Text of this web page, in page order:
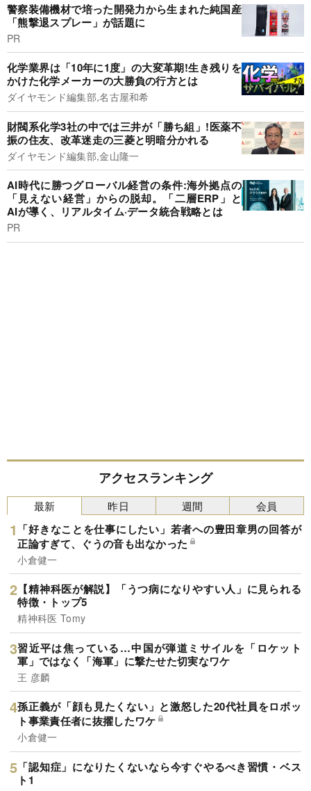
警察装備機材で培った開発力から生まれた純国産
「熊撃退スプレー」が話題に
PR
化学業界は「10年に1度」の大変革期!生き残りを
かけた化学メーカーの大勝負の行方とは
ダイヤモンド編集部,名古屋和希
財閥系化学3社の中では三井が「勝ち組」!医薬不
振の住友、改革迷走の三菱と明暗分かれる
ダイヤモンド編集部,金山隆一
AI時代に勝つグローバル経営の条件:海外拠点の
「見えない経営」からの脱却。「二層ERP」と
AIが導く、リアルタイム·データ統合戦略とは
PR
アクセスランキング
最新
「好きなことを仕事にしたい」若者への豊田章男の回答が
正論すぎて、ぐうの音も出なかった
小倉健一
【精神科医が解説】「うつ病になりやすい人」に見られる
特徴・トップ5
精神科医 Tomy
習近平は焦っている…中国が弾道ミサイルを「ロケット
軍」ではなく「海軍」に撃たせた切実なワケ
王 彦麟
孫正義が「顔も見たくない」と激怒した20代社員をロボッ
ト事業責任者に抜擢したワケ
小倉健一
「認知症」になりたくないなら今すぐやるべき習慣・ベス
ト1
昨日 週間 会員